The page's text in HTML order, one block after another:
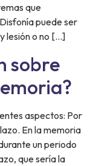
que
puede ser
lesión o no […]
sobre
aspectos: Por
En la memoria
un periodo
que sería la